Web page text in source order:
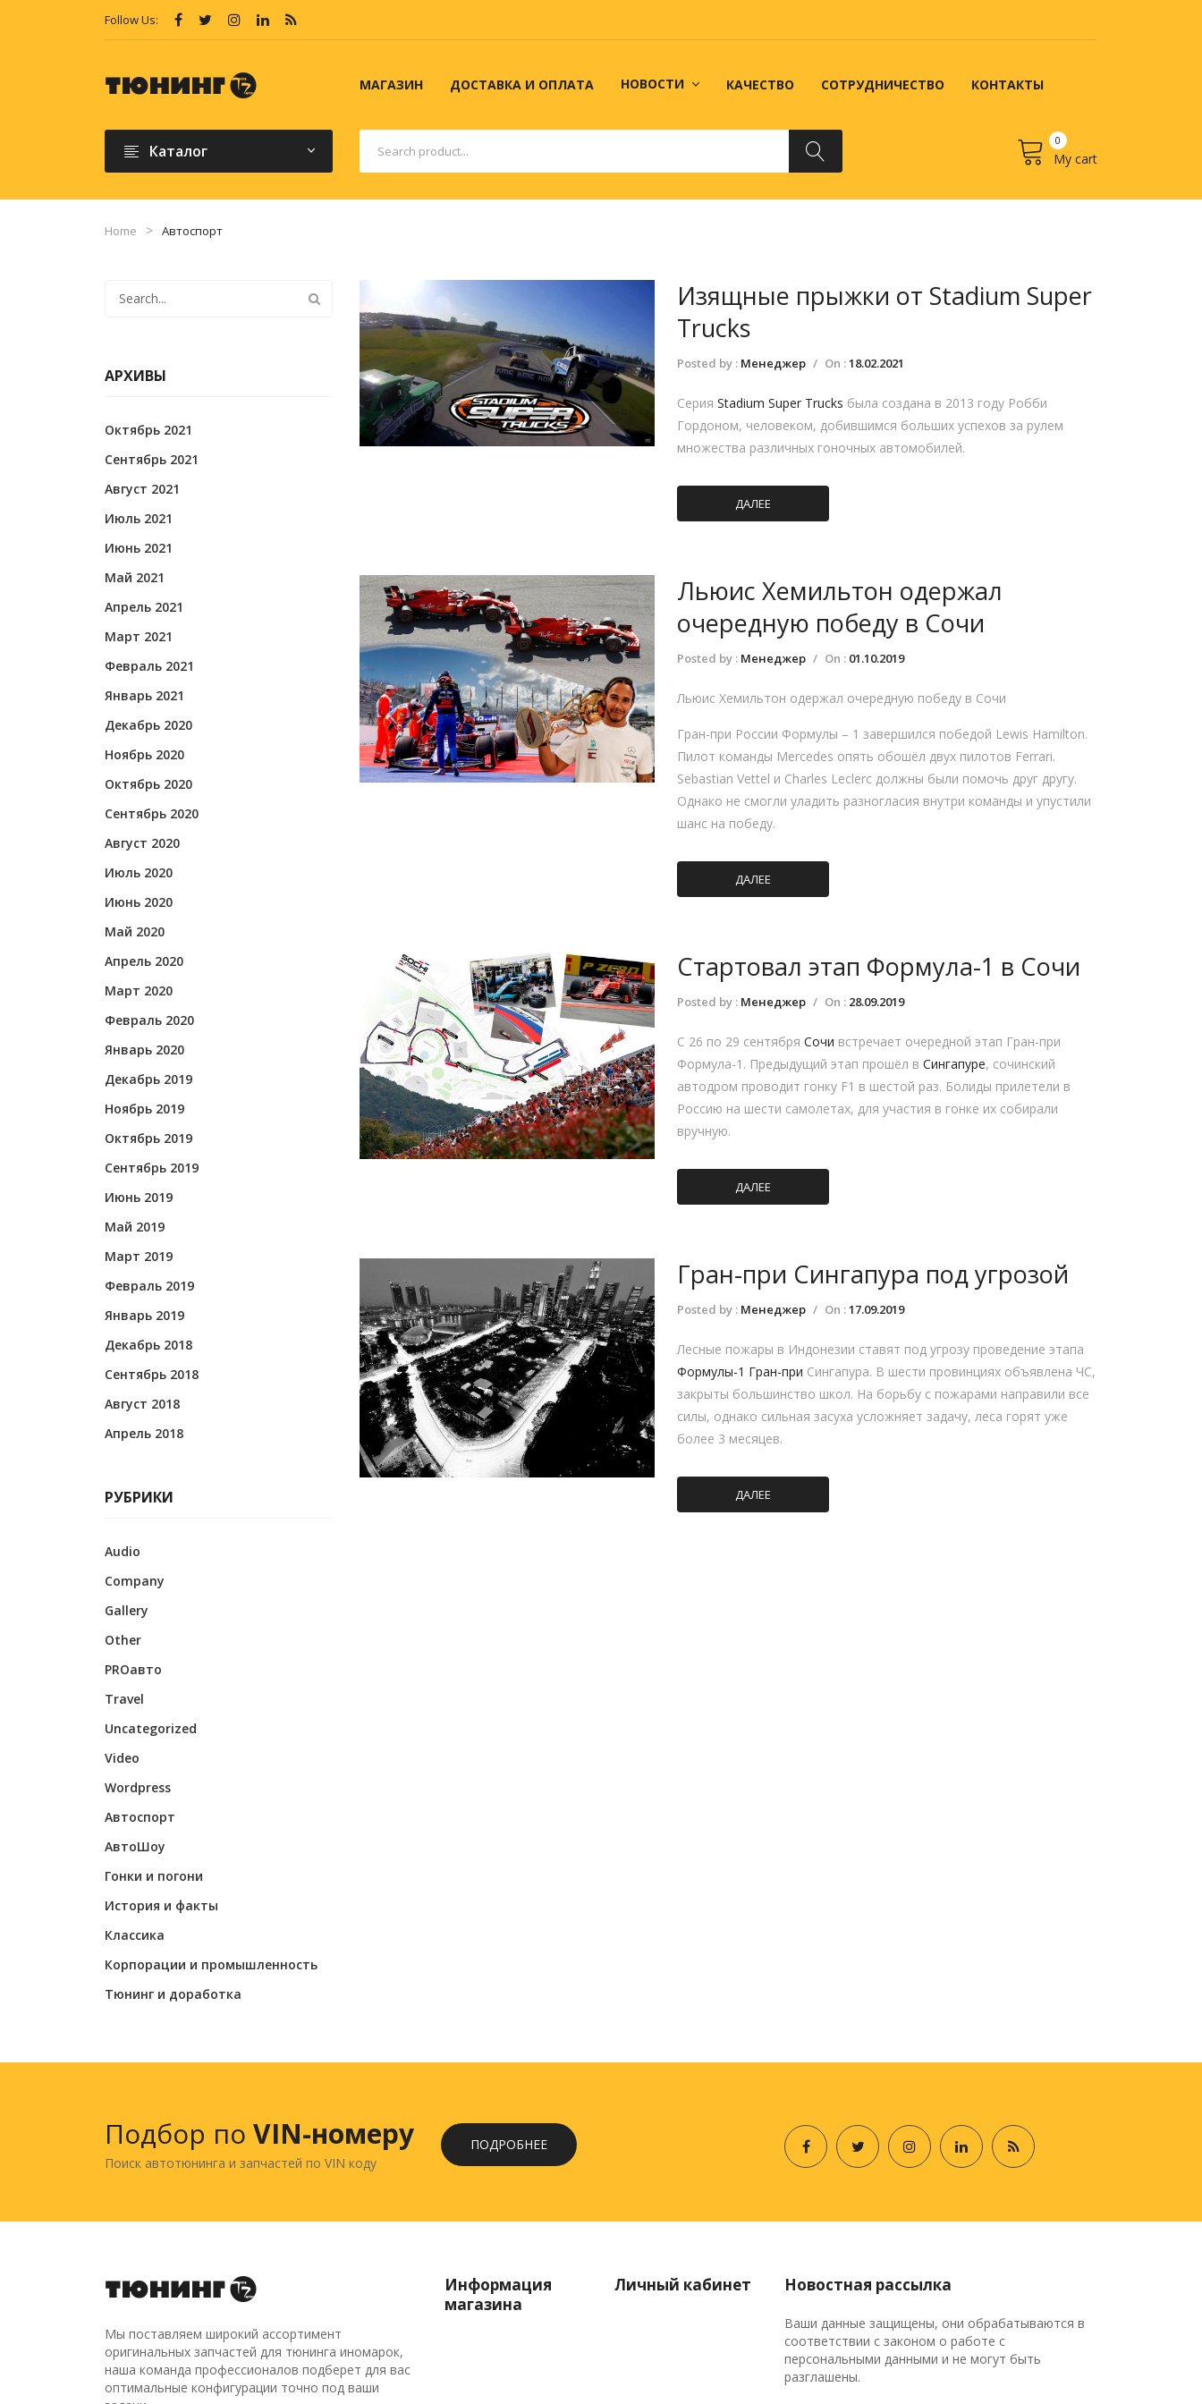
Follow Us:
МАГАЗИН ДОСТАВКА И ОПЛАТА НОВОСТИ КАЧЕСТВО СОТРУДНИЧЕСТВО КОНТАКТЫ
Каталог
0
My cart
No products in the cart.
Home Автоспорт
Изящные прыжки от Stadium Super
Trucks
Posted by : Менеджер / On :18.02.2021
Серия Stadium Super Trucks была создана в 2013 году Робби
Гордоном, человеком, добившимся больших успехов за рулем
множества различных гоночных автомобилей.
ДАЛЕЕ
Льюис Хемильтон одержал
очередную победу в Сочи
Posted by : Менеджер / On : 01.10.2019
Льюис Хемильтон одержал очередную победу в Сочи
Гран-при России Формулы – 1 завершился победой Lewis Hamilton.
Пилот команды Mercedes опять обошёл двух пилотов Ferrari.
Sebastian Vettel и Charles Leclerc должны были помочь друг другу.
Однако не смогли уладить разногласия внутри команды и упустили
шанс на победу.
ДАЛЕЕ
Стартовал этап Формула-1 в Сочи
Posted by : Менеджер / On : 28.09.2019
С 26 по 29 сентября Сочи встречает очередной этап Гран-при
Формула-1. Предыдущий этап прошёл в Сингапуре, сочинский
автодром проводит гонку F1 в шестой раз. Болиды прилетели в
Россию на шести самолетах, для участия в гонке их собирали
вручную.
ДАЛЕЕ
Гран-при Сингапура под угрозой
Posted by : Менеджер / On :17.09.2019
Лесные пожары в Индонезии ставят под угрозу проведение этапа
Формулы-1 Гран-при Сингапура. В шести провинциях объявлена ЧС,
закрыты большинство школ. На борьбу с пожарами направили все
силы, однако сильная засуха усложняет задачу, леса горят уже
более 3 месяцев.
ДАЛЕЕ
АРХИВЫ
Октябрь 2021
Сентябрь 2021
Август 2021
Июль 2021
Июнь 2021
Май 2021
Апрель 2021
Март 2021
Февраль 2021
Январь 2021
Декабрь 2020
Ноябрь 2020
Октябрь 2020
Сентябрь 2020
Август 2020
Июль 2020
Июнь 2020
Май 2020
Апрель 2020
Март 2020
Февраль 2020
Январь 2020
Декабрь 2019
Ноябрь 2019
Октябрь 2019
Сентябрь 2019
Июнь 2019
Май 2019
Март 2019
Февраль 2019
Январь 2019
Декабрь 2018
Сентябрь 2018
Август 2018
Апрель 2018
РУБРИКИ
Audio
Company
Gallery
Other
PROавто
Travel
Uncategorized
Video
Wordpress
Автоспорт
АвтоШоу
Гонки и погони
История и факты
Классика
Корпорации и промышленность
Тюнинг и доработка
Подбор по VIN-номеру
Поиск автотюнинга и запчастей по VIN коду
ПОДРОБНЕЕ
Мы поставляем широкий ассортимент
оригинальных запчастей для тюнинга иномарок,
наша команда профессионалов подберет для вас
оптимальные конфигурации точно под ваши
Информация
магазина
Личный кабинет Новостная рассылка
Ваши данные защищены, они обрабатываются в
соответствии с законом о работе с
персональными данными и не могут быть
разглашены.